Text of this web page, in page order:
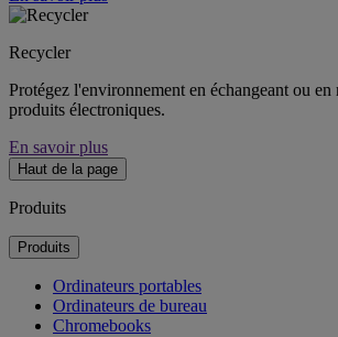
Recycler
Protégez l'environnement en échangeant ou
produits électroniques.
En savoir plus
Haut de la page
Produits
Produits
Ordinateurs portables
Ordinateurs de bureau
Chromebooks